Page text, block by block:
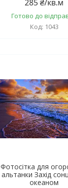
285 ₴/кв.м
Готово до
1043
Фотосітка для
альтанки Захід
океаном